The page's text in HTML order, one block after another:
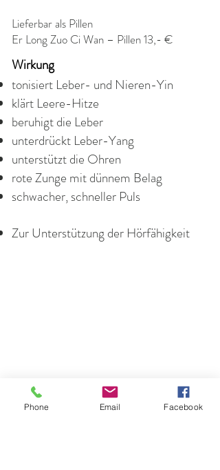
Lieferbar als Pillen
Er Long Zuo Ci Wan – Pillen 13,- €
Wirkung
tonisiert Leber- und Nieren-Yin
klärt Leere-Hitze
beruhigt die Leber
unterdrückt Leber-Yang
unterstützt die Ohren
rote Zunge mit dünnem Belag
schwacher, schneller Puls
Zur Unterstützung der Hörfähigkeit
Phone Email Facebook